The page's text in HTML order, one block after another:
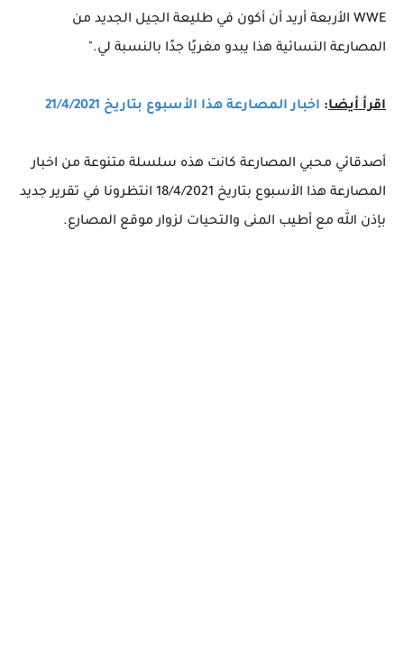
WWE الأربعة أريد أن أكون في طليعة الجيل الجديد من
المصارعة النسائية هذا يبدو مغريًا جدًا بالنسبة لي."
اقرأ أيضا: اخبار المصارعة هذا الأسبوع بتاريخ 21/4/2021
أصدقائي محبي المصارعة كانت هذه سلسلة متنوعة من اخبار
المصارعة هذا الأسبوع بتاريخ 18/4/2021 انتظرونا في تقرير جديد
بإذن الله مع أطيب المنى والتحيات لزوار موقع المصارع.